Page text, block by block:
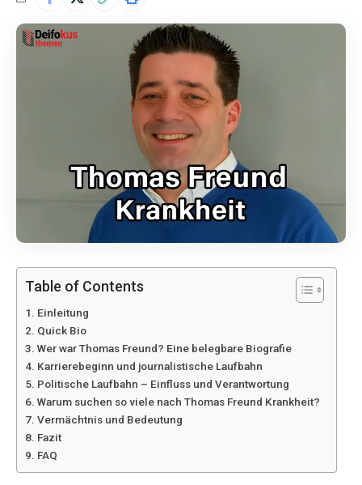
Table of Contents
Einleitung
Quick Bio
Wer war Thomas Freund? Eine belegbare Biografie
Karrierebeginn und journalistische Laufbahn
Politische Laufbahn – Einfluss und Verantwortung
Warum suchen so viele nach Thomas Freund Krankheit?
Vermächtnis und Bedeutung
Fazit
FAQ